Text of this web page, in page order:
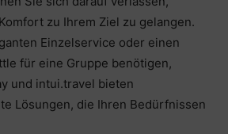
zu Ihrem Ziel zu gelangen.
Einzelservice oder einen
für eine Gruppe benötigen,
und intui.travel bieten
Lösungen, die Ihren Bedürfnissen